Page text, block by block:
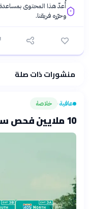
أُعدّ هذا المحتوى
وحرّره فريقنا.
فلسفتنا المعرفية· سياسة
منشورات ذات صلة
عافية› خلاصة
10 ملايين فحص سمعي للأطفال بمبادرة رئاسية